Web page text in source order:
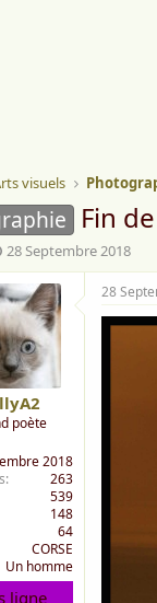
visuels
Fin
D
a
t
e
d
e
d
é
b
u
28 Septembre 2018
poète
2018
263
539
148
64
CORSE
Un homme
ligne
28